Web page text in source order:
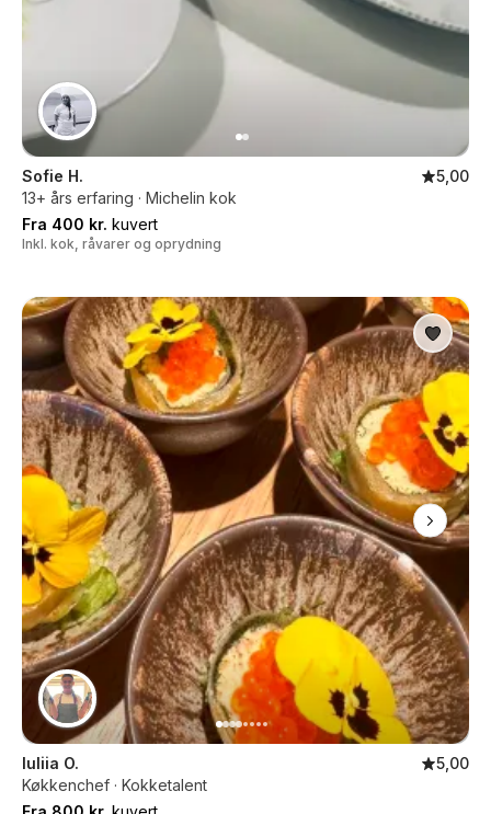
Sofie H.
5,00
13+ års erfaring · Michelin kok
Fra 400 kr. kuvert
Inkl. kok, råvarer og oprydning
Iuliia O.
5,00
Køkkenchef · Kokketalent